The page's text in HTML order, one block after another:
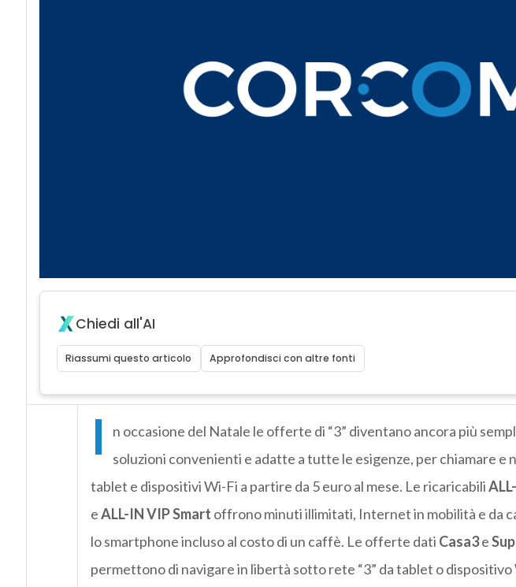
Chiedi all'AI
Riassumi questo articolo Approfondisci con altre fonti
I
n occasione del Natale le offerte di “3” diventano ancora più
soluzioni convenienti e adatte a tutte le esigenze, per chiamare e
tablet e dispositivi Wi-Fi a partire da 5 euro al mese. Le ricaricabili
eALL-IN VIP Smart offrono minuti illimitati, Internet in mobilità e da
lo smartphone incluso al costo di un caffè. Le offerte dati Casa3e
permettono di navigare in libertà sotto rete “3” da tablet o